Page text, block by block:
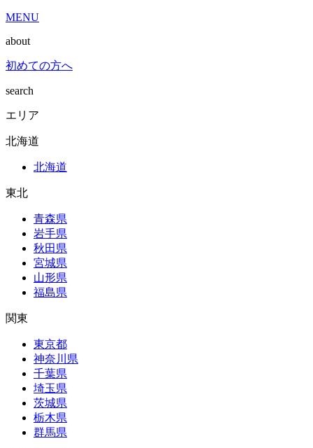
MENU
about
初めての方へ
search
エリア
北海道
北海道
東北
青森県
岩手県
秋田県
宮城県
山形県
福島県
関東
東京都
神奈川県
千葉県
埼玉県
茨城県
栃木県
群馬県